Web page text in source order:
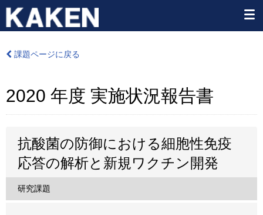
課題ページに戻る
2020 年度 実施状況報告書
抗酸菌の防御における細胞性免疫
応答の解析と新規ワクチン開発
研究課題